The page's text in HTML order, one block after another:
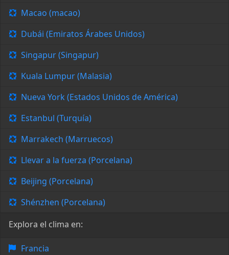
Macao (macao)
Dubái (Emiratos Árabes Unidos)
Singapur (Singapur)
Kuala Lumpur (Malasia)
Nueva York (Estados Unidos de América)
Estanbul (Turquía)
Marrakech (Marruecos)
Llevar a la fuerza (Porcelana)
Beijing (Porcelana)
Shénzhen (Porcelana)
Explora el clima en:
Francia